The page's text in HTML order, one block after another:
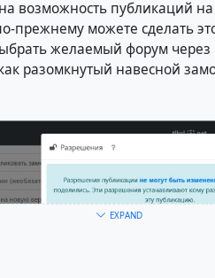
возможность публикаций
прежнему можете сделать
желаемый форум
разомкнутый навесной
EXPAND